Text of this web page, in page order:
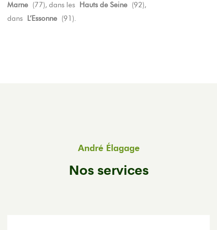
Marne (77), dans les Hauts de Seine (92),
dans L’Essonne (91).
André Élagage
Nos services